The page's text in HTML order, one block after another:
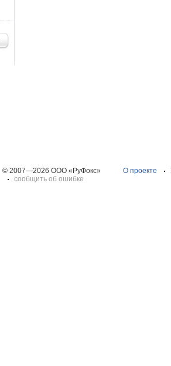
© 2007—2026 ООО «РуФокс» О проекте
сообщить об ошибке